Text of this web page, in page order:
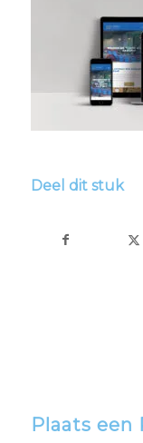
Deel dit stuk
Plaats een